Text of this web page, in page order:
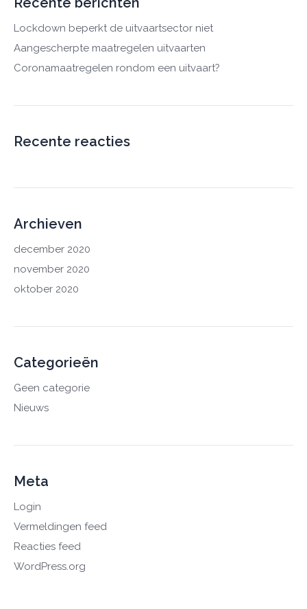
Lockdown beperkt de uitvaartsector niet
Aangescherpte maatregelen uitvaarten
Coronamaatregelen rondom een uitvaart?
Recente reacties
Archieven
december 2020
november 2020
oktober 2020
Categorieën
Geen categorie
Nieuws
Meta
Login
Vermeldingen feed
Reacties feed
WordPress.org